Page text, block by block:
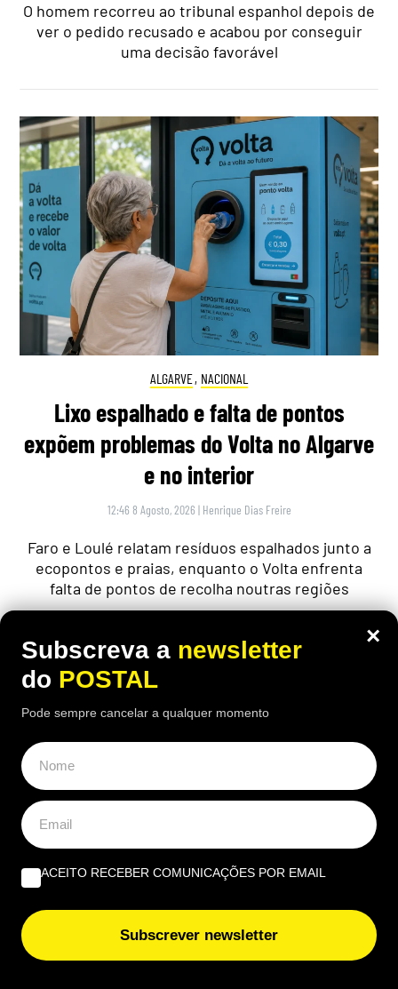
O homem recorreu ao tribunal espanhol depois de
ver o pedido recusado e acabou por conseguir
uma decisão favorável
ALGARVE, NACIONAL
Lixo espalhado e falta de pontos
expõem problemas do Volta no Algarve
e no interior
12:46 8 Agosto, 2026 | Henrique Dias Freire
Faro e Loulé relatam resíduos espalhados junto a
ecopontos e praias, enquanto o Volta enfrenta
falta de pontos de recolha noutras regiões
ECONOMIA,EUROPA
“Fui castigado e não mereço”:
×
Subscreva a newsletter
do POSTAL
Pode sempre cancelar a qualquer momento
ACEITO RECEBER COMUNICAÇÕES POR EMAIL
Subscrever newsletter